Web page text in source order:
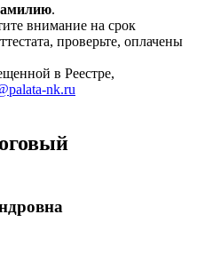
.
внимание на срок
проверьте, оплачены
в Реестре,
nk.ru